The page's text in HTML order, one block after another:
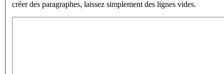
créer des paragraphes, laissez simplement des lignes vides.